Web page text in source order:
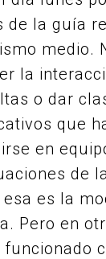
de la guía
medio.
la
o dar
que
en
de
es la
Pero en